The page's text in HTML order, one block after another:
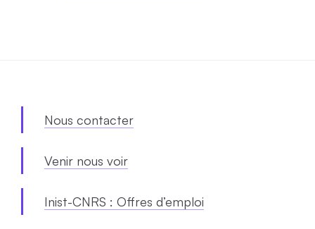
Nous contacter
Venir nous voir
Inist-CNRS : Offres d’emploi